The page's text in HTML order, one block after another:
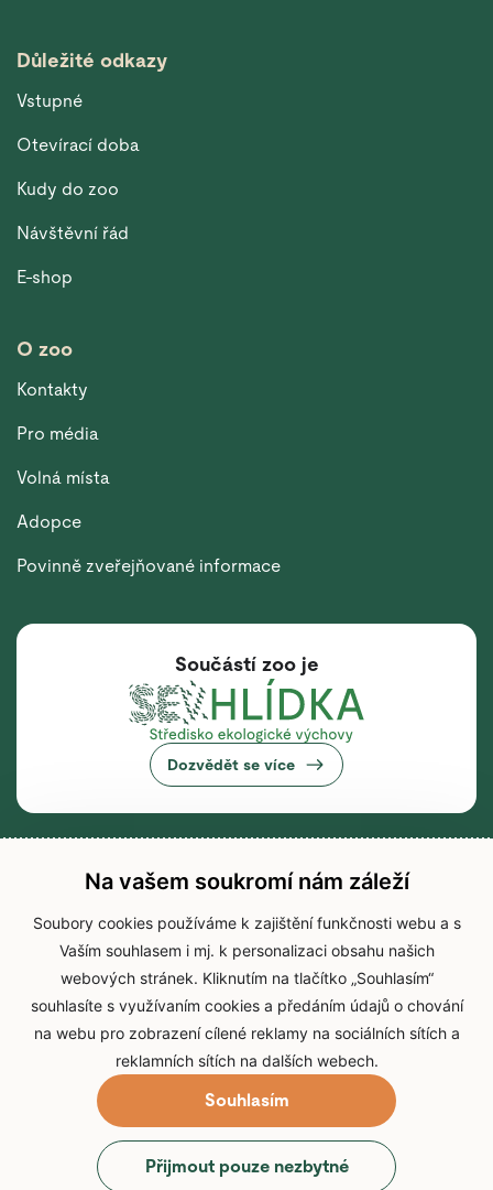
Důležité odkazy
Vstupné
Otevírací doba
Kudy do zoo
Návštěvní řád
E-shop
O zoo
Kontakty
Pro média
Volná místa
Adopce
Povinně zveřejňované informace
Součástí zoo je
Dozvědět se více
© 2026 Zoo Brno
Prohlášení o přístupnostiZpracování osobních údajů
Na vašem soukromí nám záleží
Soubory cookies používáme k zajištění funkčnosti webu a s
Vaším souhlasem i mj. k personalizaci obsahu našich
webových stránek. Kliknutím na tlačítko „Souhlasím“
souhlasíte s využívaním cookies a předáním údajů o chování
na webu pro zobrazení cílené reklamy na sociálních sítích a
reklamních sítích na dalších webech.
Souhlasím
Přijmout pouze nezbytné